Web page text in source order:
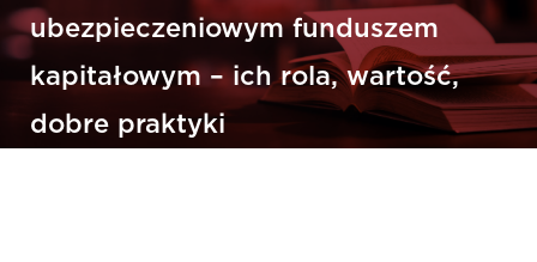
ubezpieczeniowym funduszem
kapitałowym – ich rola, wartość,
dobre praktyki